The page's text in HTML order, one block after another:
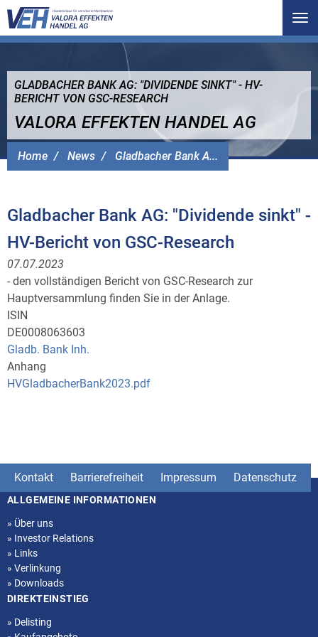
Home News Gladbacher Bank A...
GLADBACHER BANK AG: "DIVIDENDE SINKT" - HV-
BERICHT VON GSC-RESEARCH
VALORA EFFEKTEN HANDEL AG
Gladbacher Bank AG: "Dividende sinkt" -
HV-Bericht von GSC-Research
07.07.2023
- den vollständigen Bericht von GSC-Research zur
Hauptversammlung finden Sie in der Anlage.
ISIN
DE0008063603
Gladb. Bank Inh.
Anhang
HVGladbacherBank2023.pdf
Kontakt Barrierefreiheit Impressum Datenschutz
Seitenstruktur
ALLGEMEINE INFORMATIONEN
» Über uns
» Investor Relations
» Links
» Verlinkung
» Downloads
DIREKTEINSTIEG
» Delisting